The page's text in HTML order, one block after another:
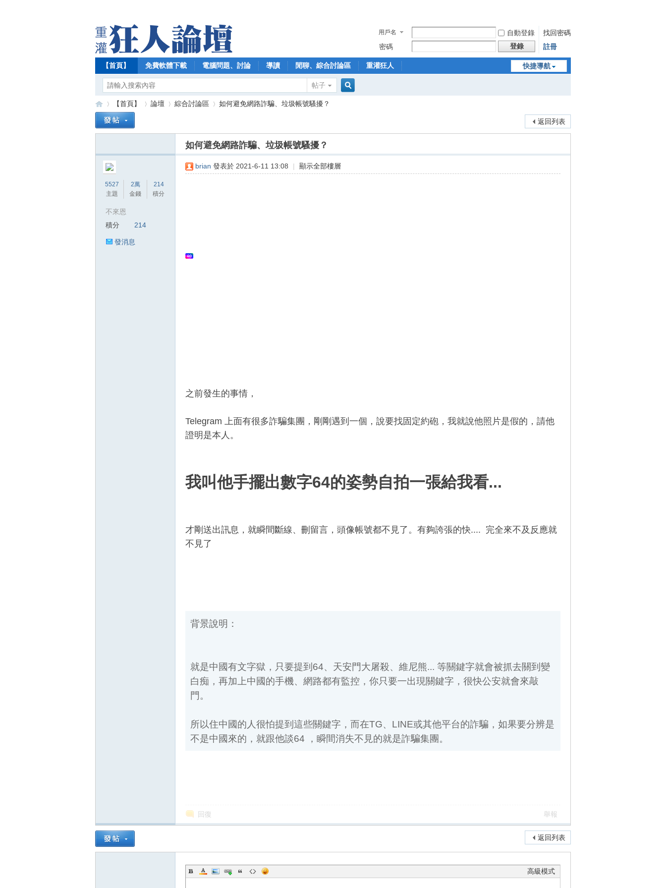
用戶名 自動登錄
找回密碼
密碼
登錄 註冊
快捷導航
【首頁】 免費軟體下載 電腦問題、討論 導讀 閒聊、綜合討論區 重灌狂人
帖子
【首頁】 論壇 綜合討論區
›
如何避免網路詐騙、垃圾帳號騷擾？
返回列表
如何避免網路詐騙、垃圾帳號騷擾？
5527
主題
2萬
金錢
214
積分
不來恩
積分
214
發消息
brian 發表於 2021-6-11 13:08 | 顯示全部樓層
之前發生的事情，
Telegram 上面有很多詐騙集團，剛剛遇到一個，說要找固定約砲，我就說他照片是假的，請他
證明是本人。
我叫他手擺出數字64的姿勢自拍一張給我看...
才剛送出訊息，就瞬間斷線、刪留言，頭像帳號都不見了。有夠誇張的快.... 完全來不及反應就
不見了
門。
所以住中國的人很怕提到這些關鍵字，而在TG、LINE或其他平台的詐騙，如果要分辨是
回復 舉報
返回列表
高級模式